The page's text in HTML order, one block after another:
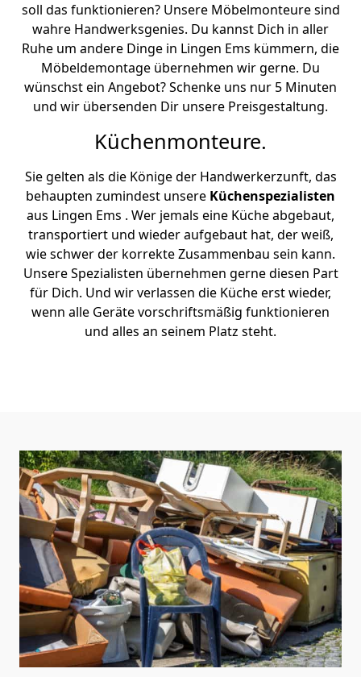
soll das funktionieren? Unsere Möbelmonteure sind
wahre Handwerksgenies. Du kannst Dich in aller
Ruhe um andere Dinge in Lingen Ems kümmern, die
Möbeldemontage übernehmen wir gerne. Du
wünschst ein Angebot? Schenke uns nur 5 Minuten
und wir übersenden Dir unsere Preisgestaltung.
Küchenmonteure.
Sie gelten als die Könige der Handwerkerzunft, das
behaupten zumindest unsere Küchenspezialisten
aus Lingen Ems . Wer jemals eine Küche abgebaut,
transportiert und wieder aufgebaut hat, der weiß,
wie schwer der korrekte Zusammenbau sein kann.
Unsere Spezialisten übernehmen gerne diesen Part
für Dich. Und wir verlassen die Küche erst wieder,
wenn alle Geräte vorschriftsmäßig funktionieren
und alles an seinem Platz steht.